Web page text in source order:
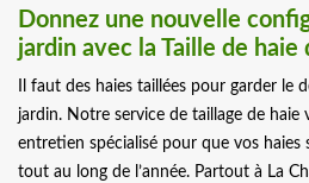
Donnez une nouvelle
jardin avec la Taille de haie
Il faut des haies taillées pour garder le
jardin. Notre service de taillage de haie
entretien spécialisé pour que vos
tout au long de l’année. Partout à La